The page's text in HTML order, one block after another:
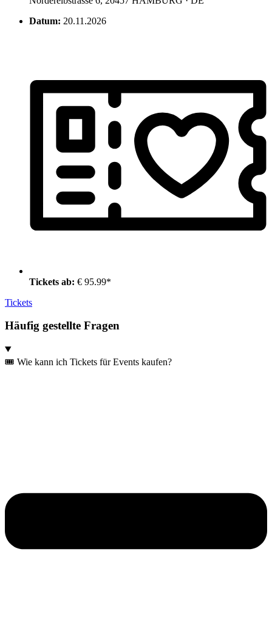
Datum: 20.11.2026
Tickets ab: € 95.99*
Tickets
Häufig gestellte Fragen
🎟️ Wie kann ich Tickets für Events kaufen?